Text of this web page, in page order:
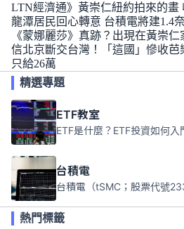
LTN經濟通》黃崇仁紐約拍來的畫
龍潭居民回心轉意 台積電將建1.4
《蒙娜麗莎》真跡？出現在黃崇仁
信北京斷交台灣！「這國」慘收
只給26萬
精選專題
ETF教室
台積電
熱門標籤